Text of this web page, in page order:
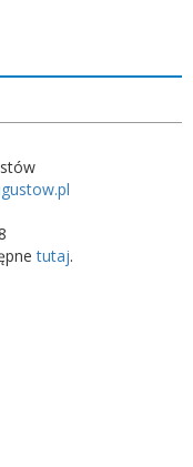
tutaj.